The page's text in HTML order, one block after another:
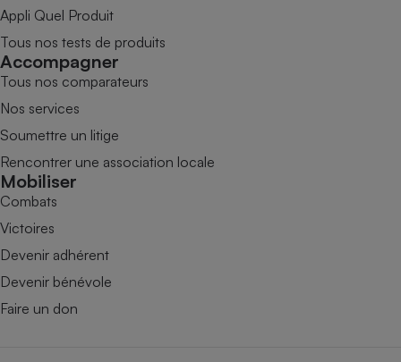
Appli Quel Produit
Tous nos tests de produits
Accompagner
Tous nos comparateurs
Nos services
Soumettre un litige
Rencontrer une association locale
Mobiliser
Combats
Victoires
Devenir adhérent
Devenir bénévole
Faire un don